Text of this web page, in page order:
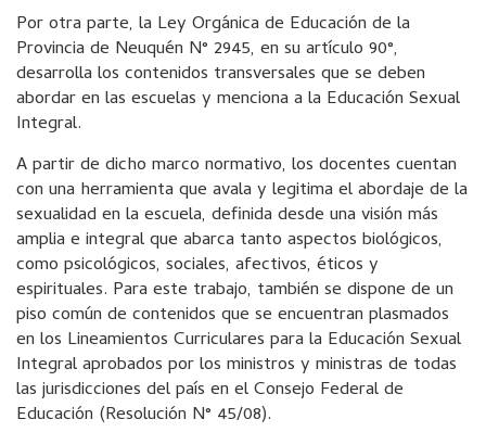
Por otra parte, la Ley Orgánica de Educación de la
Provincia de Neuquén N° 2945, en su artículo 90°,
desarrolla los contenidos transversales que se deben
abordar en las escuelas y menciona a la Educación Sexual
Integral.
A partir de dicho marco normativo, los docentes cuentan
con una herramienta que avala y legitima el abordaje de la
sexualidad en la escuela, definida desde una visión más
amplia e integral que abarca tanto aspectos biológicos,
como psicológicos, sociales, afectivos, éticos y
espirituales. Para este trabajo, también se dispone de un
piso común de contenidos que se encuentran plasmados
en los Lineamientos Curriculares para la Educación Sexual
Integral aprobados por los ministros y ministras de todas
las jurisdicciones del país en el Consejo Federal de
Educación (Resolución N° 45/08).